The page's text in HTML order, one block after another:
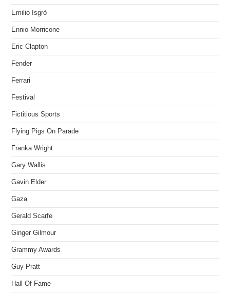
Emilio Isgrò
Ennio Morricone
Eric Clapton
Fender
Ferrari
Festival
Fictitious Sports
Flying Pigs On Parade
Franka Wright
Gary Wallis
Gavin Elder
Gaza
Gerald Scarfe
Ginger Gilmour
Grammy Awards
Guy Pratt
Hall Of Fame